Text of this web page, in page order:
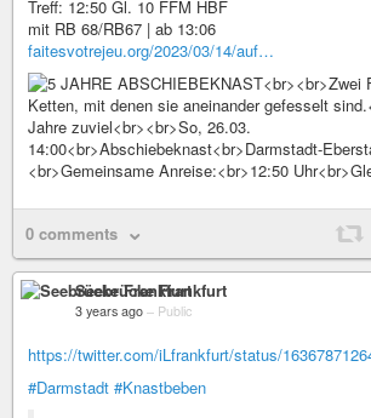
Treff: 12:50 Gl. 10 FFM HBF
mit RB 68/RB67 | ab 13:06
faitesvotrejeu.org/2023/03/14/auf…
0 comments
Seebrücke Frankfurt
3 years ago – Public
https://twitter.com/iLfrankfurt/status/
#Darmstadt #Knastbeben